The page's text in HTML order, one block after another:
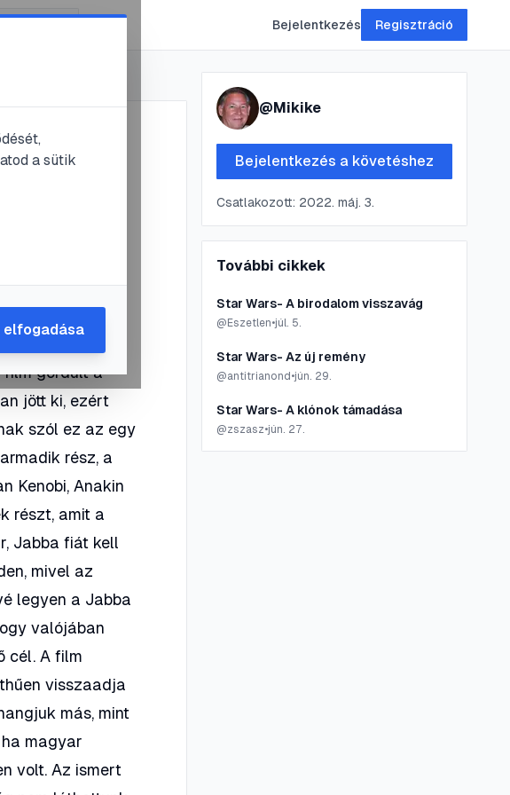
Bejelentkezés Regisztráció
film gördült a
jött ki, ezért
szól ez az egy
rész, a
Kenobi, Anakin
részt, amit a
Jabba fiát kell
mivel az
legyen a Jabba
valójában
cél. A film
visszaadja
más, mint
magyar
volt. Az ismert
@Mikike
Bejelentkezés a követéshez
Csatlakozott: 2022. máj. 3.
További cikkek
Star Wars- A birodalom visszavág
@ Eszetlen•júl. 5.
Star Wars- Az új remény
@antitrianond •jún. 29.
Star Wars- A klónok támadása
@zszasz•jún. 27.
a sütik
elfogadása